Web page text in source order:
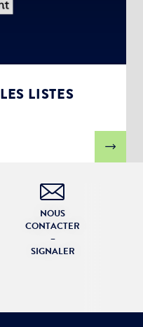
LISTES
NOUS
CONTACTER
–
SIGNALER